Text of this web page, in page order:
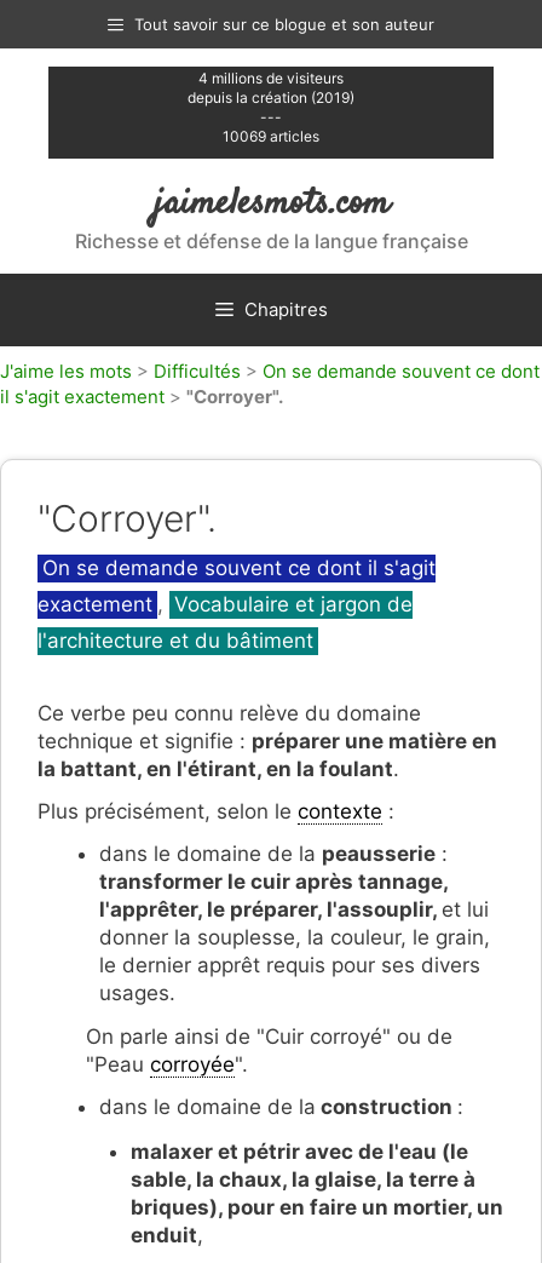
contenu
Tout savoir sur ce blogue et son auteur
4 millions de visiteurs
depuis la création (2019)
---
10069 articles
jaimelesmots.com
Richesse et défense de la langue française
Chapitres
J'aime les mots > Difficultés > On se demande souvent ce dont
il s'agit exactement > "Corroyer".
"Corroyer".
Catégories
On se demande souvent ce dont il s'agit
exactement , Vocabulaire et jargon de
l'architecture et du bâtiment
Ce verbe peu connu relève du domaine
technique et signifie : préparer une matière en
la battant, en l'étirant, en la foulant.
Plus précisément, selon le contexte :
dans le domaine de la peausserie :
transformer le cuir après tannage,
l'apprêter, le préparer, l'assouplir, et lui
donner la souplesse, la couleur, le grain,
le dernier apprêt requis pour ses divers
usages.
On parle ainsi de "Cuir corroyé" ou de
"Peau corroyée".
dans le domaine de la construction :
malaxer et pétrir avec de l'eau (le
sable, la chaux, la glaise, la terre à
briques), pour en faire un mortier, un
enduit,